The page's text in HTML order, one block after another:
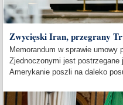
Zwycięski Iran, przegrany
Memorandum w sprawie umowy
Zjednoczonymi jest
Amerykanie poszli na daleko